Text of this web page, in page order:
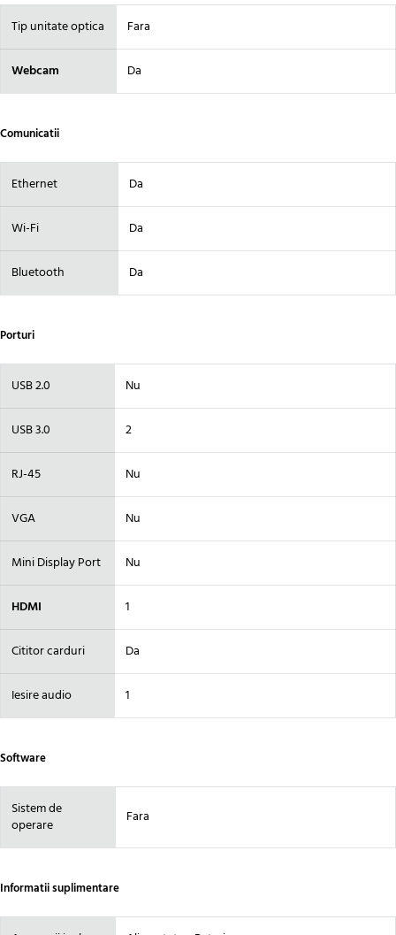
Tip unitate optica Fara
Webcam Da
Comunicatii
Ethernet Da
Wi-Fi Da
Bluetooth Da
Porturi
USB 2.0 Nu
USB 3.0 2
RJ-45 Nu
VGA Nu
Mini Display Port Nu
HDMI 1
Cititor carduri Da
Iesire audio 1
Software
Sistem de
operare
Fara
Informatii suplimentare